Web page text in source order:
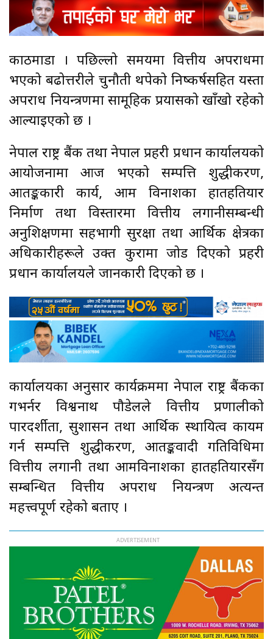
काठमाडौँ । पछिल्लो समयमा वित्तीय अपराधमा
भएको बढोत्तरीले चुनौती थपेको निष्कर्षसहित यस्ता
अपराध नियन्त्रणमा सामूहिक प्रयासको खाँखो रहेको
औँल्याइएको छ ।
नेपाल राष्ट्र बैंक तथा नेपाल प्रहरी प्रधान कार्यालयको
आयोजनामा आज भएको सम्पत्ति शुद्धीकरण,
आतङ्ककारी कार्य, आम विनाशका हातहतियार
निर्माण तथा विस्तारमा वित्तीय लगानीसम्बन्धी
अनुशिक्षणमा सहभागी सुरक्षा तथा आर्थिक क्षेत्रका
अधिकारीहरूले उक्त कुरामा जोड दिएको प्रहरी
प्रधान कार्यालयले जानकारी दिएको छ ।
कार्यालयका अनुसार कार्यक्रममा नेपाल राष्ट्र बैंकका
गभर्नर विश्वनाथ पौडेलले वित्तीय प्रणालीको
पारदर्शीता, सुशासन तथा आर्थिक स्थायित्व कायम
गर्न सम्पत्ति शुद्धीकरण, आतङ्कवादी गतिविधिमा
वित्तीय लगानी तथा आमविनाशका हातहतियारसँग
सम्बन्धित वित्तीय अपराध नियन्त्रण अत्यन्त
महत्त्वपूर्ण रहेको बताए ।